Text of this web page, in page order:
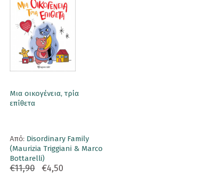
Μια οικογένεια, τρία
επίθετα
Aπό: Disordinary Family
(Maurizia Triggiani & Marco
Bottarelli)
€11,90 €4,50